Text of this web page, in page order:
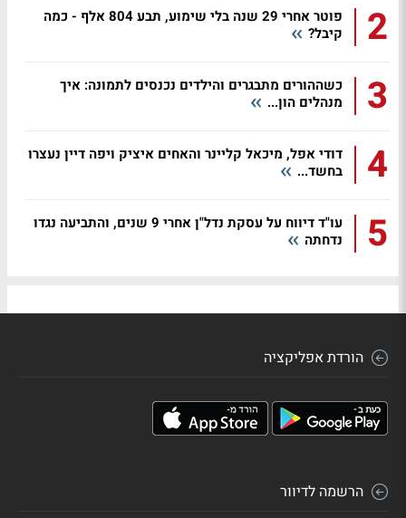
2
פוטר אחרי 29 שנה בלי שימוע, תבע 804 אלף - כמה
קיבל?
3
כשההורים מתבגרים והילדים נכנסים לתמונה: איך
מנהלים הון...
4
דודי אפל, מיכאל קליינר והאחים איציק ויפה דיין נעצרו
בחשד...
5
עו"ד דיווח על עסקת נדל"ן אחרי 9 שנים, והתביעה נגדו
נדחתה
הורדת אפליקציה
הרשמה לדיוור